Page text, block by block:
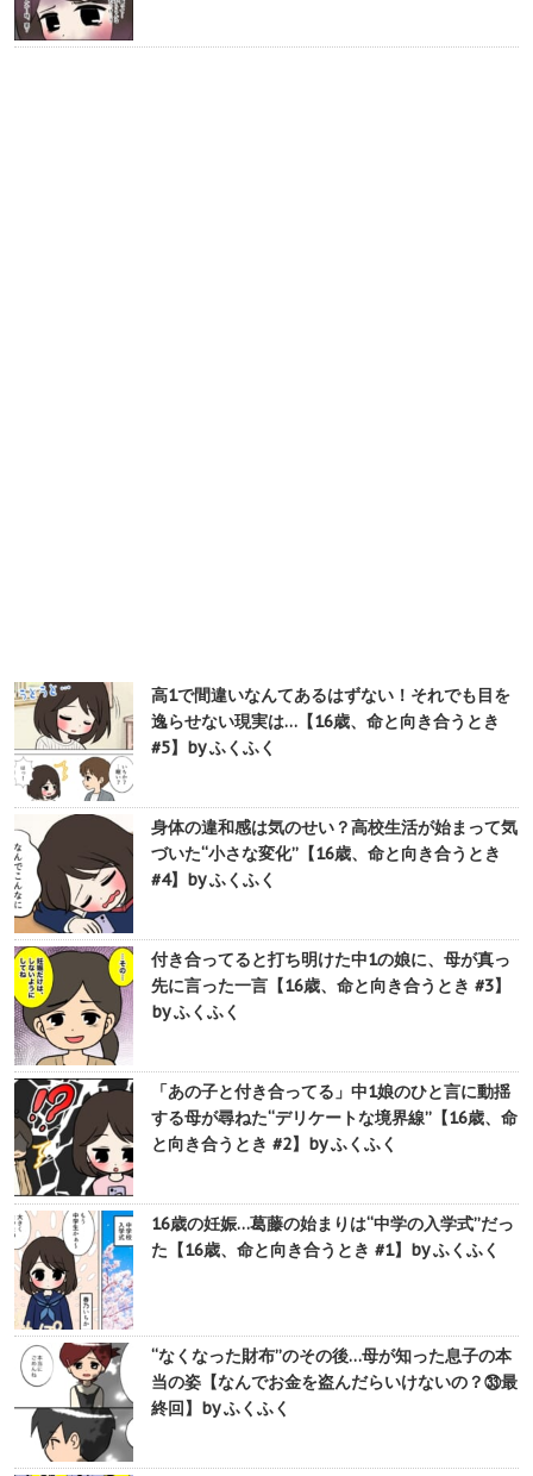
高1で間違いなんてあるはずない！それでも目を
逸らせない現実は…【16歳、命と向き合うとき
#5】by ふくふく
身体の違和感は気のせい？高校生活が始まって気
づいた“小さな変化”【16歳、命と向き合うとき
#4】by ふくふく
付き合ってると打ち明けた中1の娘に、母が真っ
先に言った一言【16歳、命と向き合うとき #3】
by ふくふく
「あの子と付き合ってる」中1娘のひと言に動揺
する母が尋ねた“デリケートな境界線”【16歳、命
と向き合うとき #2】by ふくふく
16歳の妊娠…葛藤の始まりは“中学の入学式”だっ
た【16歳、命と向き合うとき #1】by ふくふく
“なくなった財布”のその後…母が知った息子の本
当の姿【なんでお金を盗んだらいけないの？㉝最
終回】by ふくふく